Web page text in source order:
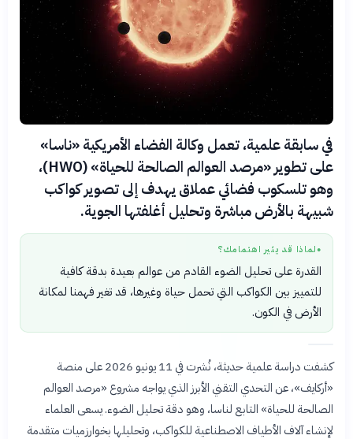
في سابقة علمية، تعمل وكالة الفضاء الأمريكية «ناسا»
على تطوير «مرصد العوالم الصالحة للحياة» (HWO)،
وهو تلسكوب فضائي عملاق يهدف إلى تصوير كواكب
شبيهة بالأرض مباشرة وتحليل أغلفتها الجوية.
● لماذا قد يثير اهتمامك؟
القدرة على تحليل الضوء القادم من عوالم بعيدة بدقة كافية
للتمييز بين الكواكب التي تحمل حياة وغيرها، قد تغير فهمنا لمكانة
الأرض في الكون.
كشفت دراسة علمية حديثة، نُشرت في 11 يونيو 2026 على منصة
«أركايف»، عن التحدي التقني الأبرز الذي يواجه مشروع «مرصد العوالم
الصالحة للحياة» التابع لناسا، وهو دقة تحليل الضوء. يسعى العلماء
لإنشاء آلاف الأطياف الاصطناعية للكواكب، وتحليلها بخوارزميات متقدمة